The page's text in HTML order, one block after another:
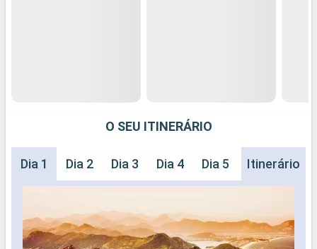
O SEU ITINERÁRIO
Dia 1 Dia 2 Dia 3 Dia 4 Dia 5 Dia 6 Dia
Itinerário